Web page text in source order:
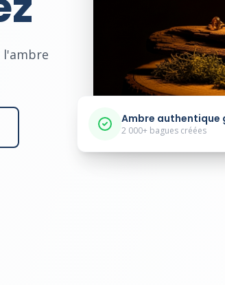
l'ambre
Ambre authentique
2 000+ bagues créées